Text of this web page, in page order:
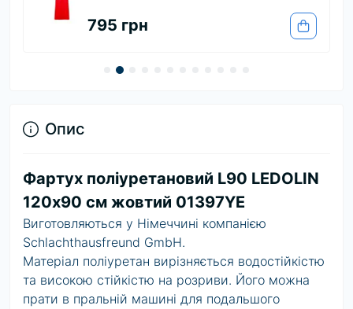
795 грн
Опис
Фартух поліуретановий L90 LEDOLIN
120х90 см жовтий 01397YE
Виготовляються у Німеччині компанією
Schlachthausfreund GmbH.
Матеріал поліуретан вирізняється водостійкістю
та високою стійкістю на розриви. Його можна
прати в пральній машині для подальшого